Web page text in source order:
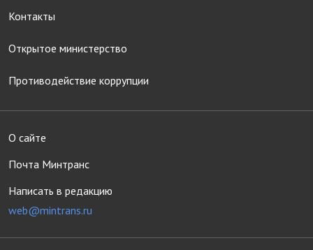
Контакты
Открытое министерство
Противодействие коррупции
О сайте
Почта Минтранс
Написать в редакцию
web@mintrans.ru